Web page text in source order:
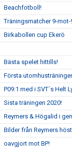
Beachfotboll!
Träningsmatcher 9-mot-
Birkabollen cup Ekerö
Bästa spelet hittills!
Första
P09:1 med i SVT´s Helt
Sista träningen 2020!
Reymers & Högalid i
Bilder från Reymers
oavgjort mot BP!